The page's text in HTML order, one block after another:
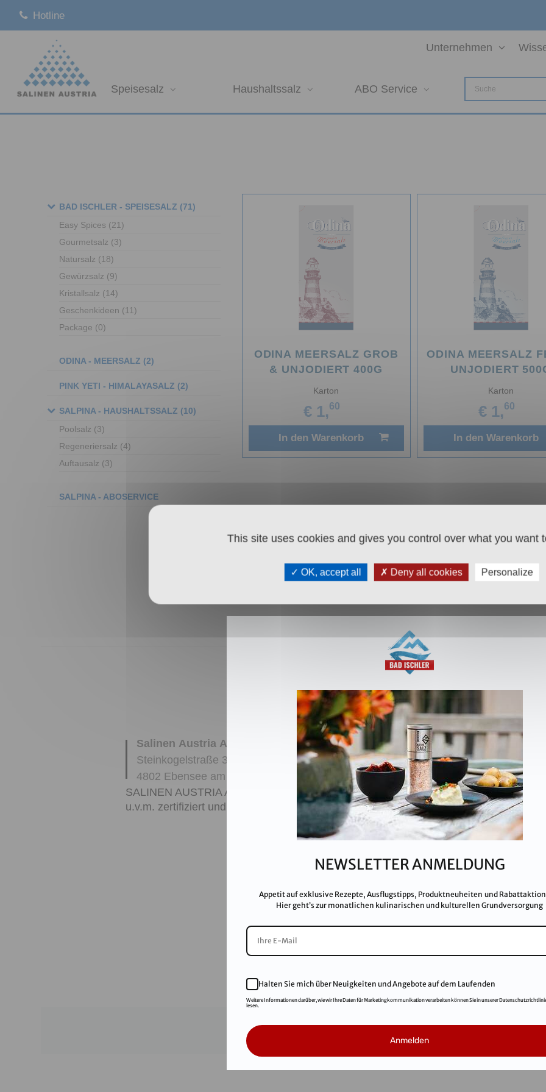
Hotline
Unternehmen
Speisesalz Haushaltssalz ABO Service
BAD ISCHLER - SPEISESALZ (71)
Easy Spices (21)
Gourmetsalz (3)
Natursalz (18)
Gewürzsalz (9)
Kristallsalz (14)
Geschenkideen (11)
Package (0)
ODINA - MEERSALZ (2)
PINK YETI - HIMALAYASALZ (2)
SALPINA - HAUSHALTSSALZ (10)
Poolsalz (3)
Regeneriersalz (4)
Auftausalz (3)
SALPINA - ABOSERVICE
ODINA MEERSALZ GROB
& UNJODIERT 400G
Karton
€ 1,60
In den Warenkorb
ODINA MEERSALZ
UNJODIERT
Karton
€ 1,60
In den Warenkorb
Salinen Austria Aktiengesellschaft
Steinkogelstraße 30
4802 Ebensee am Traunsee AUSTRIA
T:+43 676 87812208
ecommerce@salinen.com
SALINEN AUSTRIA AG ist nach GMP, IFS, QS, ISO 9001, ISO 14001
u.v.m. zertifiziert und garantiert höchste Qualitätsstandards.
NEWSLETTER ANMELDUNG
Appetit auf exklusive Rezepte, Ausflugstipps, Produktneuheiten und
Hier geht’s zur monatlichen kulinarischen und kulturellen Grundversorgung
Halten Sie mich über Neuigkeiten und Angebote auf dem Laufenden
Weitere Informationen darüber, wie wir Ihre Daten für Marketingkommunikation verarbeiten können Sie in unserer
lesen.
Anmelden
This site uses cookies and gives you control over what you want
OK, accept all Deny all cookies Personalize